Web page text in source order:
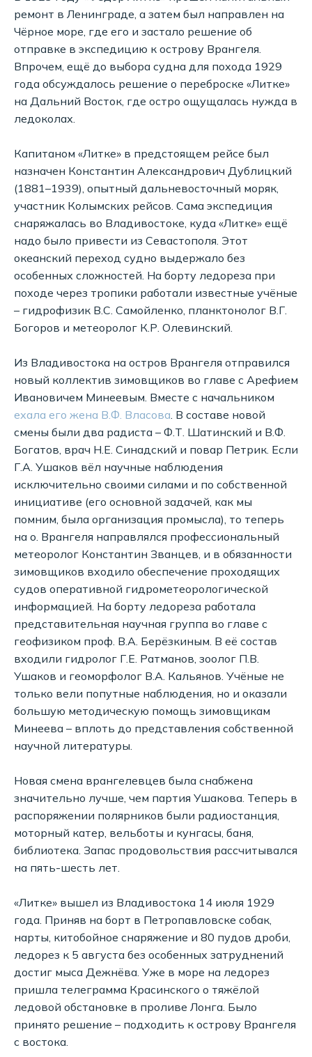
ремонт в Ленинграде, а затем был направлен на
Чёрное море, где его и застало решение об
отправке в экспедицию к острову Врангеля.
Впрочем, ещё до выбора судна для похода 1929
года обсуждалось решение о переброске «Литке»
на Дальний Восток, где остро ощущалась нужда в
ледоколах.
Капитаном «Литке» в предстоящем рейсе был
назначен Константин Александрович Дублицкий
(1881–1939), опытный дальневосточный моряк,
участник Колымских рейсов. Сама экспедиция
снаряжалась во Владивостоке, куда «Литке» ещё
надо было привести из Севастополя. Этот
океанский переход судно выдержало без
особенных сложностей. На борту ледореза при
походе через тропики работали известные учёные
– гидрофизик В.С. Самойленко, планктонолог В.Г.
Богоров и метеоролог К.Р. Олевинский.
Из Владивостока на остров Врангеля отправился
новый коллектив зимовщиков во главе с Арефием
Ивановичем Минеевым. Вместе с начальником
ехала его жена В.Ф. Власова. В составе новой
смены были два радиста – Ф.Т. Шатинский и В.Ф.
Богатов, врач Н.Е. Синадский и повар Петрик. Если
Г.А. Ушаков вёл научные наблюдения
исключительно своими силами и по собственной
инициативе (его основной задачей, как мы
помним, была организация промысла), то теперь
на о. Врангеля направлялся профессиональный
метеоролог Константин Званцев, и в обязанности
зимовщиков входило обеспечение проходящих
судов оперативной гидрометеорологической
информацией. На борту ледореза работала
представительная научная группа во главе с
геофизиком проф. В.А. Берёзкиным. В её состав
входили гидролог Г.Е. Ратманов, зоолог П.В.
Ушаков и геоморфолог В.А. Кальянов. Учёные не
только вели попутные наблюдения, но и оказали
большую методическую помощь зимовщикам
Минеева – вплоть до представления собственной
научной литературы.
Новая смена врангелевцев была снабжена
значительно лучше, чем партия Ушакова. Теперь в
распоряжении полярников были радиостанция,
моторный катер, вельботы и кунгасы, баня,
библиотека. Запас продовольствия рассчитывался
на пять-шесть лет.
«Литке» вышел из Владивостока 14 июля 1929
года. Приняв на борт в Петропавловске собак,
нарты, китобойное снаряжение и 80 пудов дроби,
ледорез к 5 августа без особенных затруднений
достиг мыса Дежнёва. Уже в море на ледорез
пришла телеграмма Красинского о тяжёлой
ледовой обстановке в проливе Лонга. Было
принято решение – подходить к острову Врангеля
с востока.